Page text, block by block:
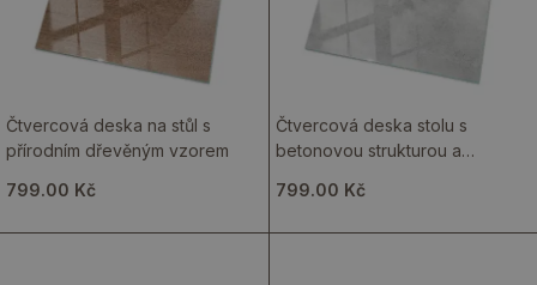
Čtvercová deska na stůl s
přírodním dřevěným vzorem
799.00 Kč
Čtvercová deska stolu s
betonovou strukturou a
799.00 Kč